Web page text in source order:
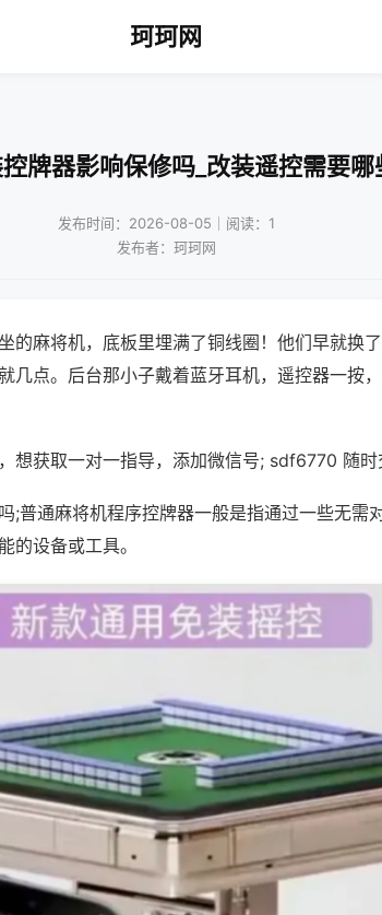
珂珂网
牌器影响保修吗_改装遥控需要
发布时间：2026-08-05｜阅读：1
发布者：珂珂网
的麻将机，底板里埋满了铜线圈！他们早就换
几点。后台那小子戴着蓝牙耳机，遥控器一按
想获取一对一指导，添加微信号; sdf6770 随时
;普通麻将机程序控牌器一般是指通过一些无需
的设备或工具。